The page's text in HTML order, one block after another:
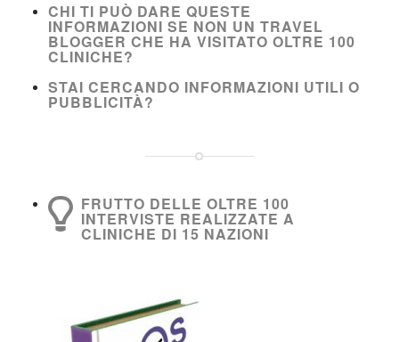
CHI TI PUÒ DARE QUESTE
INFORMAZIONI SE NON UN TRAVEL
BLOGGER CHE HA VISITATO OLTRE 100
CLINICHE?
STAI CERCANDO INFORMAZIONI UTILI O
PUBBLICITÀ?
FRUTTO DELLE OLTRE 100
INTERVISTE REALIZZATE A
CLINICHE DI 15 NAZIONI